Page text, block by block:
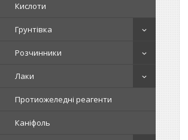
Кислоти
Грунтівка
Розчинники
Лаки
Протиожеледні реагенти
Каніфоль